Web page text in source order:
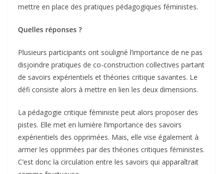
mettre en place des pratiques pédagogiques féministes.
Quelles réponses ?
Plusieurs participants ont souligné l’importance de ne pas
disjoindre pratiques de co-construction collectives partant
de savoirs expérientiels et théories critique savantes. Le
défi consiste alors à mettre en lien les deux dimensions.
La pédagogie critique féministe peut alors proposer des
pistes. Elle met en lumière l’importance des savoirs
expérientiels des opprimées. Mais, elle vise également à
armer les opprimées par des théories critiques féministes.
C’est donc la circulation entre les savoirs qui apparaîtrait